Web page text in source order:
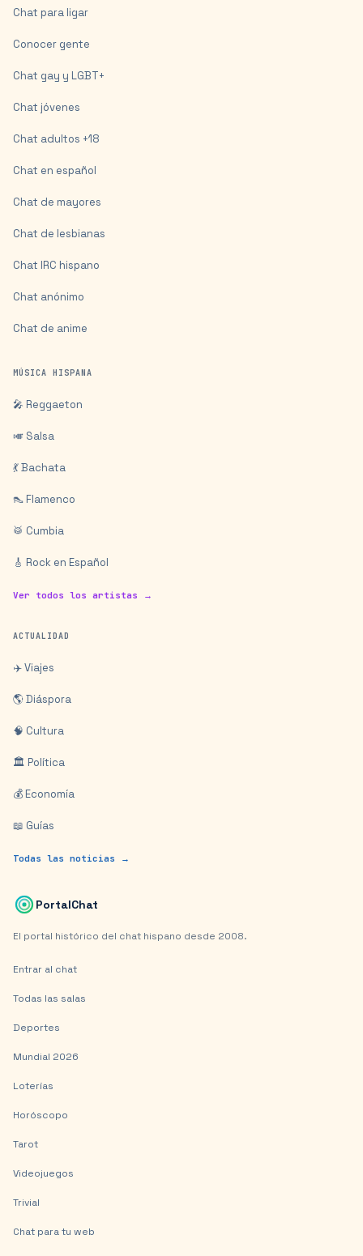
Chat para ligar
Conocer gente
Chat gay y LGBT+
Chat jóvenes
Chat adultos +18
Chat en español
Chat de mayores
Chat de lesbianas
Chat IRC hispano
Chat anónimo
Chat de anime
MÚSICA HISPANA
🎤 Reggaeton
🎺 Salsa
💃 Bachata
👠 Flamenco
🥁 Cumbia
🎸 Rock en Español
Ver todos los artistas →
ACTUALIDAD
✈️ Viajes
🌎 Diáspora
🧠 Cultura
🏛️ Política
💰 Economía
📖 Guías
Todas las noticias →
PortalChat
El portal histórico del chat hispano desde 2008.
Entrar al chat
Todas las salas
Deportes
Mundial 2026
Loterías
Horóscopo
Tarot
Videojuegos
Trivial
Chat para tu web